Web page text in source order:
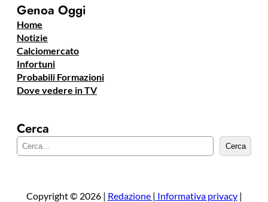
Genoa Oggi
Home
Notizie
Calciomercato
Infortuni
Probabili Formazioni
Dove vedere in TV
Cerca
e
a
Cerca
Copyright © 2026 | Redazione | Informativa privacy|